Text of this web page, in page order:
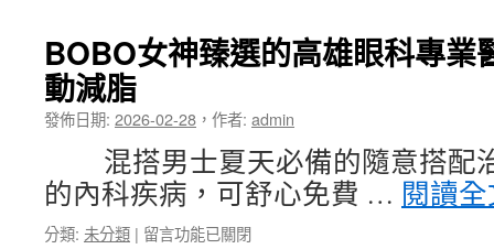
台
北
滿
足
通
馬
桶〉
中
搬
家
專
家
悠
遊
卡
套
BOBO女神臻選的高雄眼科專業
動減脂
發佈日期: 2026-02-28 ， 作者: admin
混搭男士夏天必備的隨意搭配
的內科疾病，可舒心免費 … 閱讀
分類: 未分類 | 在
留言功能已關閉